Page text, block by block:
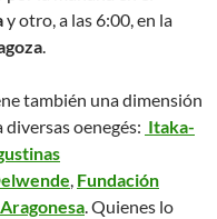
y otro, a las 6:00, en la
también una dimensión
oenegés: Itaka-
Fundación
. Quienes lo